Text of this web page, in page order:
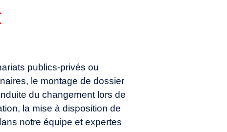
publics-privés ou
le montage de dossier
du changement lors de
la mise à disposition de
notre équipe et expertes